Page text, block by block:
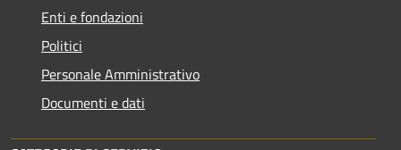
Enti e fondazioni
Politici
Personale Amministrativo
Documenti e dati